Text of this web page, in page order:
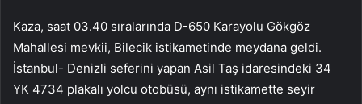
Kaza, saat 03.40 sıralarında D-650 Karayolu Gökgöz
Mahallesi mevkii, Bilecik istikametinde meydana geldi.
İstanbul- Denizli seferini yapan Asil Taş idaresindeki 34
YK 4734 plakalı yolcu otobüsü, aynı istikamette seyir